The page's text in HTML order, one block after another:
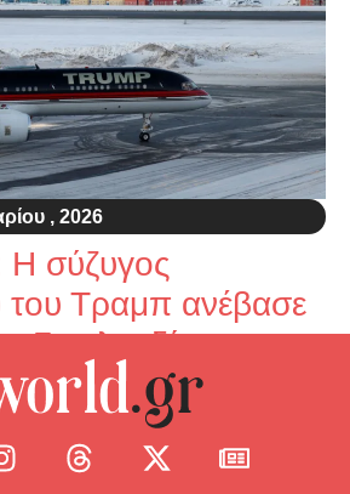
, 2026
Η σύζυγος
Τραμπ ανέβασε
Γροιλανδία στα
ΗΠΑ με μήνυμα